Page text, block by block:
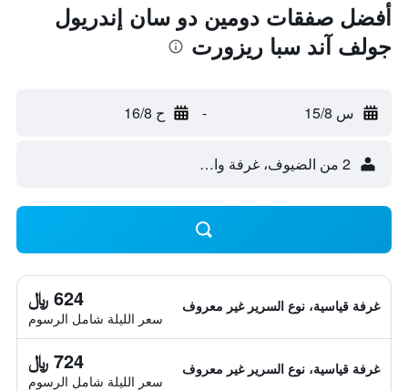
أفضل صفقات دومين دو سان إندريول
جولف آند سبا ريزورت
س 15/8 - ح 16/8
2 من الضيوف، غرفة واحدة
غرفة قياسية، نوع السرير غير معروف 624 ﷼
سعر الليلة شامل الرسوم
غرفة قياسية، نوع السرير غير معروف 724 ﷼
سعر الليلة شامل الرسوم